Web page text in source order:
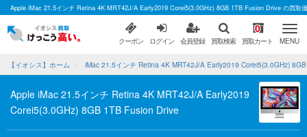
Apple iMac 21.5インチ Retina 4K MRT42J/A Early2019 Corei5(3.0GHz) 8GB 1TB Fusion Drive の買取
クーポン ログイン 会員登録 買取検索
0
買取カート MENU
【イオシス】ホーム iMac 21.5インチ Retina 4K MRT42J/A Early2019 Corei5(3.0GHz)
Apple iMac 21.5インチ Retina 4K MRT42J/A Early2019
Corei5(3.0GHz) 8GB 1TB Fusion Drive